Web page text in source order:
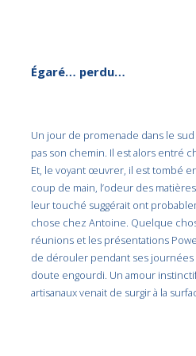
Égaré… perdu…
Un jour de promenade dans le
pas son chemin. Il est alors entré
Et, le voyant œuvrer, il est tombé
coup de main, l’odeur des
leur touché suggérait ont
chose chez Antoine. Quelque
réunions et les présentations
de dérouler pendant ses journées
doute engourdi. Un amour
artisanaux venait de surgir à la